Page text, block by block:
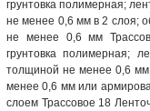
грунтовка полимерная;
не менее 0,6 мм в 2 слоя;
не менее 0,6 мм
грунтовка полимерная;
толщиной не менее 0,6
менее 0,6 мм или
слоем Трассовое 18